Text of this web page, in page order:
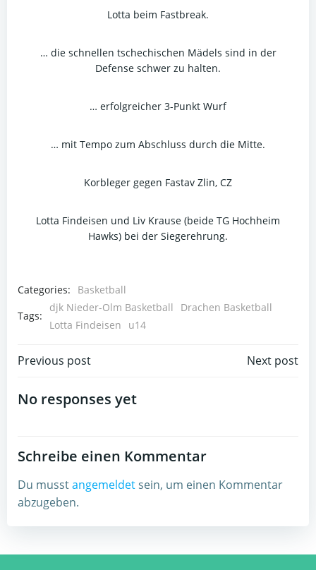
Lotta beim Fastbreak.
… die schnellen tschechischen Mädels sind in der
Defense schwer zu halten.
… erfolgreicher 3-Punkt Wurf
… mit Tempo zum Abschluss durch die Mitte.
Korbleger gegen Fastav Zlin, CZ
Lotta Findeisen und Liv Krause (beide TG Hochheim
Hawks) bei der Siegerehrung.
Categories:
Basketball
Tags:
djk Nieder-Olm Basketball
Drachen Basketball
Lotta Findeisen
u14
Post
navigation
Previous post Next post
No responses yet
Schreibe einen Kommentar
Du musstangemeldetsein, um einen Kommentar
abzugeben.